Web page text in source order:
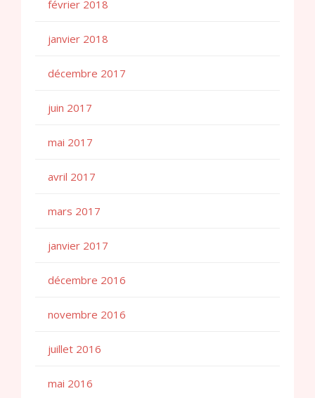
février 2018
janvier 2018
décembre 2017
juin 2017
mai 2017
avril 2017
mars 2017
janvier 2017
décembre 2016
novembre 2016
juillet 2016
mai 2016